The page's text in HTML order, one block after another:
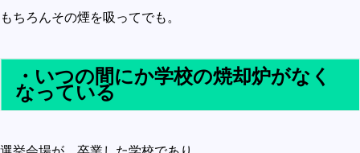
もちろんその煙を吸ってでも。
・いつの間にか学校の焼却炉がなく
なっている